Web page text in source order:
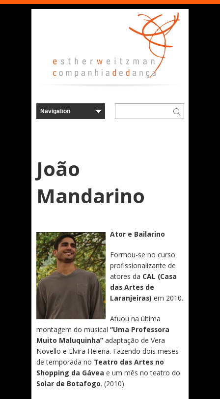
João
Mandarino
Ator e Bailarino
Formou-se no curso
profissionalizante de
atores da CAL (Casa
das Artes de
Laranjeiras) em 2010.
Atuou na última
montagem do musical “Uma Professora
Muito Maluquinha” adaptação de Vera
Novello e Elvira Helena. Fazendo dois meses
de temporada no Teatro das Artes no
Shopping da Gávea e um mês no teatro do
Solar de Botafogo. (2010)